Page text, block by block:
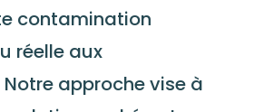
contamination
réelle aux
approche vise à